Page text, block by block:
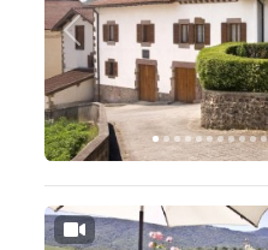
Anterior